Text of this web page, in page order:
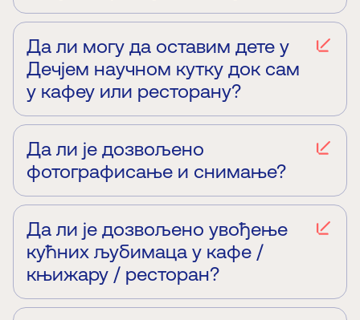
не и посебан тоалет.
Да ли могу да оставим дете у
Дечјем научном кутку док сам
у кафеу или ресторану?
док бораве у Дечјем научном кутку.
Да ли је дозвољено
фотографисање и снимање?
науке, али није дозвољено фотографисање и
снимање научних центара и истраживача који у
њима раде.
Да ли је дозвољено увођење
кућних љубимаца у кафе /
књижару / ресторан?